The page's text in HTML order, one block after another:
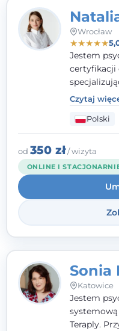
Wrocław
★★★★★
Jestem
certyfikacji
klinicznej.
jestem
Czytaj
Polski
od 350 zł/ wizyta
ONLINE I
Sonia
Katowice
Jestem
systemową
Teraply.